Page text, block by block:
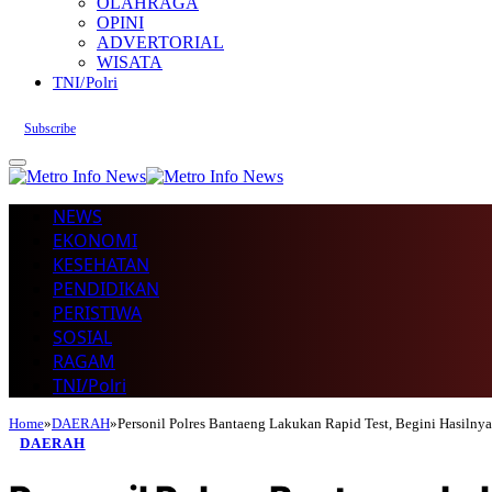
OPINI
ADVERTORIAL
WISATA
TNI/Polri
Subscribe
NEWS
EKONOMI
KESEHATAN
PENDIDIKAN
PERISTIWA
SOSIAL
RAGAM
TNI/Polri
Home»DAERAH»Personil Polres Bantaeng Lakukan Rapid Test, Begini
DAERAH